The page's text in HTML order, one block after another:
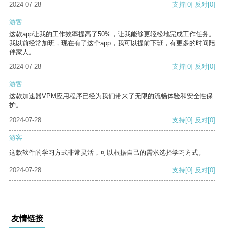
2024-07-28 支持[0] 反对[0]
游客
这款app让我的工作效率提高了50%，让我能够更轻松地完成工作任务。
我以前经常加班，现在有了这个app，我可以提前下班，有更多的时间陪
伴家人。
2024-07-28
支持[0] 反对[0]
游客
这款加速器VPM应用程序已经为我们带来了无限的流畅体验和安全性保
护。
2024-07-28
支持[0] 反对[0]
游客
这款软件的学习方式非常灵活，可以根据自己的需求选择学习方式。
2024-07-28 支持[0] 反对[0]
友情链接